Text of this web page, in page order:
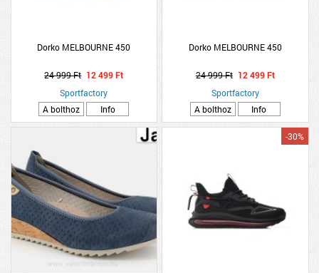
Dorko MELBOURNE 450
24 999 Ft 12 499 Ft
Sportfactory
A bolthoz
Info
Dorko MELBOURNE 450
24 999 Ft 12 499 Ft
Sportfactory
A bolthoz
Info
-30%